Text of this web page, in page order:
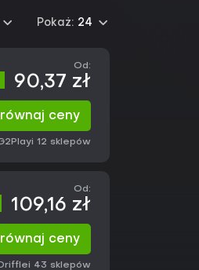
Pokaż: 24
Od:
90,37 zł
ceny
i 12 sklepów
Od:
109,16 zł
ceny
Drifflei 43 sklepów